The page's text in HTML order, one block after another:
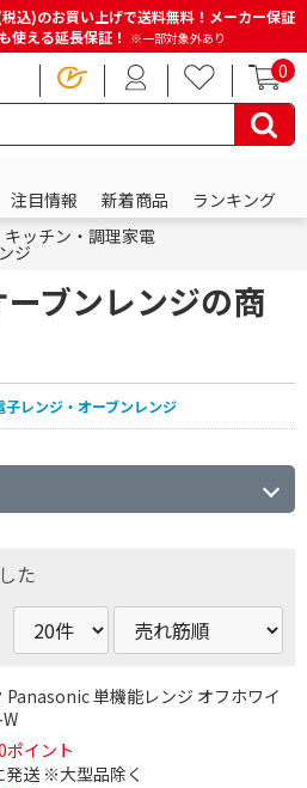
込)のお買い上げで送料無料！メーカー保証
使える延長保証！ ※一部対象外あり
0
注目情報 新着商品
ランキング
キッチン・調理家電
ジ
ブンレンジの商
子レンジ・オーブンレンジ
た
Panasonic 単機能レンジ オフホワイ
ポイント
発送 ※大型品除く